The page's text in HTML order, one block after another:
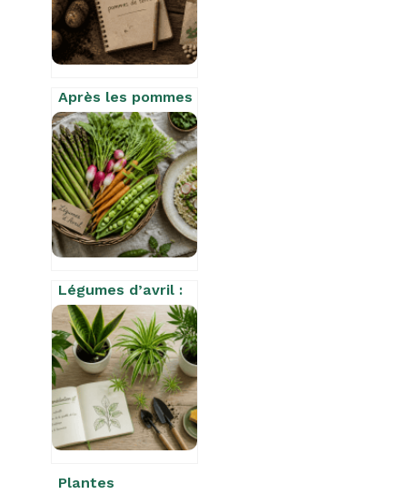
Après les pommes
de terre : 4
familles de
légumes pour
restaurer votre
sol sans risque
Légumes d’avril :
évitez cette
erreur de
conservation qui
ramollit vos
asperges en 24h
Plantes